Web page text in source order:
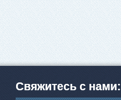
Свяжитесь с нами: